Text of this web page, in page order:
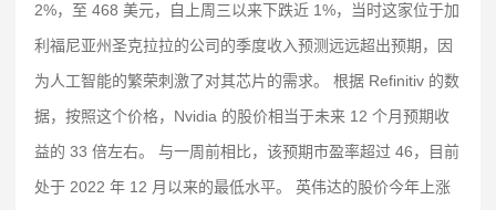
2%，至 468 美元，自上周三以来下跌近 1%，当时这家位于加
利福尼亚州圣克拉拉的公司的季度收入预测远远超出预期，因
为人工智能的繁荣刺激了对其芯片的需求。 根据 Refinitiv 的数
据，按照这个价格，Nvidia 的股价相当于未来 12 个月预期收
益的 33 倍左右。 与一周前相比，该预期市盈率超过 46，目前
处于 2022 年 12 月以来的最低水平。 英伟达的股价今年上涨